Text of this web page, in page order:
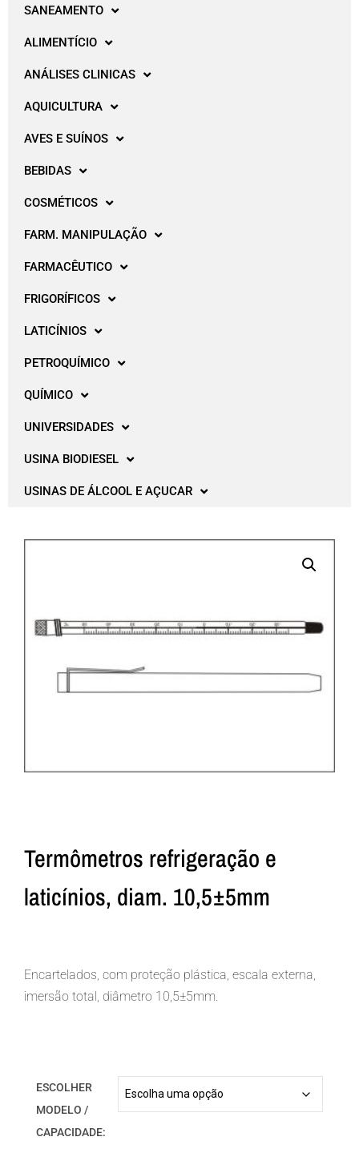
SANEAMENTO
ALIMENTÍCIO
ANÁLISES CLINICAS
AQUICULTURA
AVES E SUÍNOS
BEBIDAS
COSMÉTICOS
FARM. MANIPULAÇÃO
FARMACÊUTICO
FRIGORÍFICOS
LATICÍNIOS
PETROQUÍMICO
QUÍMICO
UNIVERSIDADES
USINA BIODIESEL
USINAS DE ÁLCOOL E AÇUCAR
Termômetros refrigeração e
laticínios, diam. 10,5±5mm
Encartelados, com proteção plástica, escala externa,
imersão total, diâmetro 10,5±5mm.
ESCOLHER
MODELO /
CAPACIDADE: